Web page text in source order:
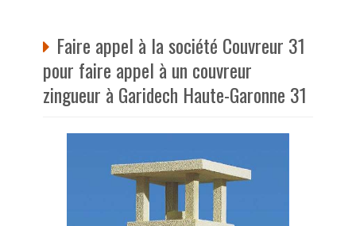
Faire appel à la société Couvreur 31
pour faire appel à un couvreur
zingueur à Garidech Haute-Garonne 31